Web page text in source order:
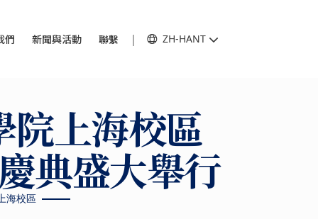
們 新聞與活動 聯繫 ZH-HANT
院上海校區
典盛大舉行
海校區